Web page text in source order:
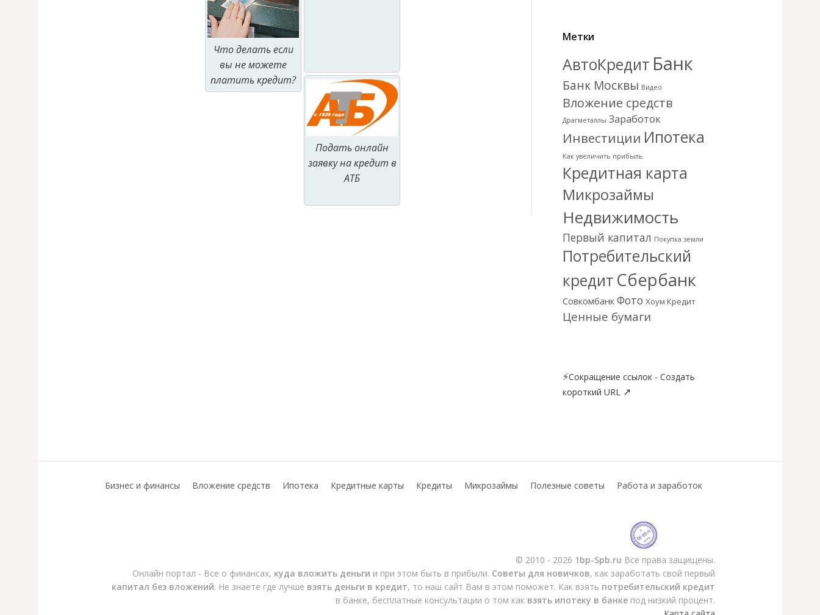
Что делать если
вы не можете
платить кредит?
Подать онлайн
заявку на кредит в
АТБ
Метки
АвтоКредит Банк
Банк Москвы Видео
Вложение средств
Драгметаллы Заработок
Инвестиции Ипотека
Как увеличить прибыль
Кредитная карта
Микрозаймы
Недвижимость
Первый капитал Покупка земли
Потребительский
кредит Сбербанк
Совкомбанк Фото Хоум Кредит
Ценные бумаги
⚡Сокращение ссылок - Создать
короткий URL ↗
Бизнес и финансы Вложение средств Ипотека Кредитные карты Кредиты Микрозаймы Полезные советы Работа и заработок
© 2010 - 2026 1bp-Spb.ru Все права защищены.
Онлайн портал - Все о финансах, куда вложить деньги и при этом быть в прибыли. Советы для новичков, как заработать свой первый
капитал без вложений. Не знаете где лучше взять деньги в кредит, то наш сайт Вам в этом поможет. Как взять потребительский кредит
в банке, бесплатные консультации о том как взять ипотеку в банке под низкий процент.